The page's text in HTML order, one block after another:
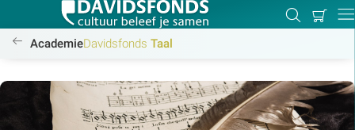
Zoeken
Mijn
//www.davidsfonds.be/alle-cursussen
AcademieDavidsfonds Taal
Zoek: